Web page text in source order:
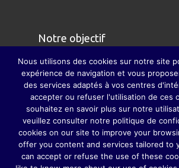
Notre objectif
Nous avons pour but de redonner
véritable à la famille et à pallier,
du possible, la disparition des
famille, grâce auxquelles parents,
parents, sœurs, frères, oncles,
cousines ne se perdaient guère de
Nous utilisons des cookies sur notre site
expérience de navigation et vous
des services adaptés à vos centres
accepter ou refuser l'utilisation de ces
souhaitez en savoir plus sur notre
veuillez consulter notre politique de
cookies on our site to improve your
offer you content and services tailored to
can accept or refuse the use of these